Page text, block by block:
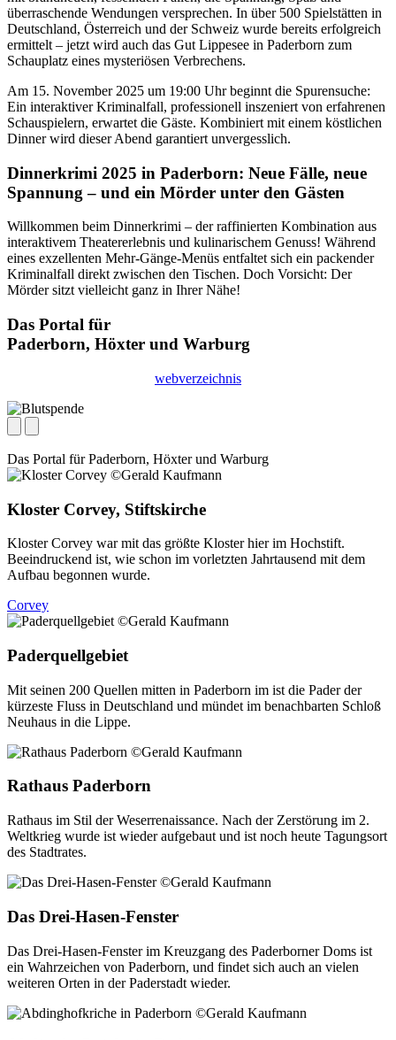
überraschende Wendungen versprechen. In über 500 Spielstätten in
Deutschland, Österreich und der Schweiz wurde bereits erfolgreich
ermittelt – jetzt wird auch das Gut Lippesee in Paderborn zum
Schauplatz eines mysteriösen Verbrechens.
Am 15. November 2025 um 19:00 Uhr beginnt die Spurensuche:
Ein interaktiver Kriminalfall, professionell inszeniert von erfahrenen
Schauspielern, erwartet die Gäste. Kombiniert mit einem köstlichen
Dinner wird dieser Abend garantiert unvergesslich.
Dinnerkrimi 2025 in Paderborn: Neue Fälle, neue
Spannung – und ein Mörder unter den Gästen
Willkommen beim Dinnerkrimi – der raffinierten Kombination aus
interaktivem Theatererlebnis und kulinarischem Genuss! Während
eines exzellenten Mehr-Gänge-Menüs entfaltet sich ein packender
Kriminalfall direkt zwischen den Tischen. Doch Vorsicht: Der
Mörder sitzt vielleicht ganz in Ihrer Nähe!
Das Portal für
Paderborn, Höxter und Warburg
webverzeichnis
Das Portal fürPaderborn, Höxterund Warburg
Kloster Corvey, Stiftskirche
Kloster Corvey war mit das größte Kloster hier im Hochstift.
Beeindruckend ist, wie schon im vorletzten Jahrtausend mit dem
Aufbau begonnen wurde.
Corvey
Paderquellgebiet
Mit seinen 200 Quellen mitten in Paderborn im ist die Pader der
kürzeste Fluss in Deutschland und mündet im benachbarten Schloß
Neuhaus in die Lippe.
Rathaus Paderborn
Rathaus im Stil der Weserrenaissance. Nach der Zerstörung im 2.
Weltkrieg wurde ist wieder aufgebaut und ist noch heute Tagungsort
des Stadtrates.
Das Drei-Hasen-Fenster
Das Drei-Hasen-Fenster im Kreuzgang des Paderborner Doms ist
ein Wahrzeichen von Paderborn, und findet sich auch an vielen
weiteren Orten in der Paderstadt wieder.